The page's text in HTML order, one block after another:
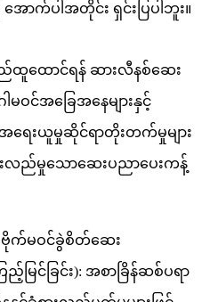
ောက်ပါအတိုင်း ရှင်းပြပါဘူး။
လည်ထူထောင်ရန် ဆားလီနစ်ဆေး
မဝင်အခြေအနေများနှင့်
ရေးယူမှုဆိုင်ရာတိုးတက်မှုများ
လည်မှုသောဆေးပညာပေးကန့်
ဗိုက်မဝင်ခွဲစိတ်ဆေး
မြင်ခြင်း): အစာခြိန်ဆစ်ပရာ